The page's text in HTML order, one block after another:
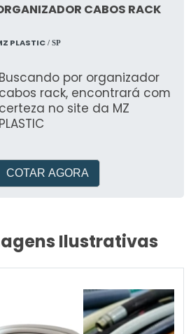
CABOS RACK
PLASTIC/ SP
Buscando por organizador
cabos rack, encontrará com
certeza no site da MZ
PLASTIC
COTAR AGORA
Ilustrativas